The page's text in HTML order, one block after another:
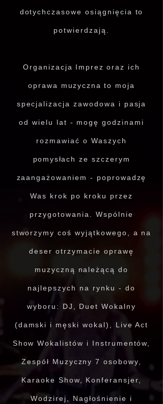
dotychczasowe osiągnięcia to
potwierdzają.
Organizacja Imprez oraz ich
oprawa muzyczna to moja
specjalizacja zawodowa i pasja
od wielu lat - mogę godzinami
rozmawiać o Waszych
pomysłach ze szczerym
zaangażowaniem - poprowadzę
Was krok po kroku przez
przygotowania. Wspólnie
stworzymy coś wyjątkowego, a na
deser otrzymacie oprawę
muzyczną należącą do
najlepszych na rynku - do
wyboru: DJ, Duet Wokalny
(damski i męski wokal), Live Act
Show Wokalistów i Instrumentów,
Zespół Muzyczny 7 osobowy,
Karaoke Show, Konferansjer,
Wodzirej, Nagłośnienie i